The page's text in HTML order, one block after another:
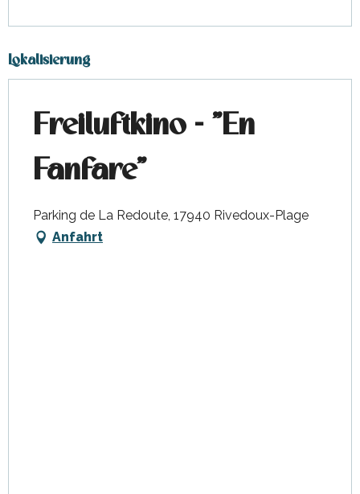
Lokalisierung
Freiluftkino - "En
Fanfare"
Parking de La Redoute, 17940 Rivedoux-Plage
Anfahrt